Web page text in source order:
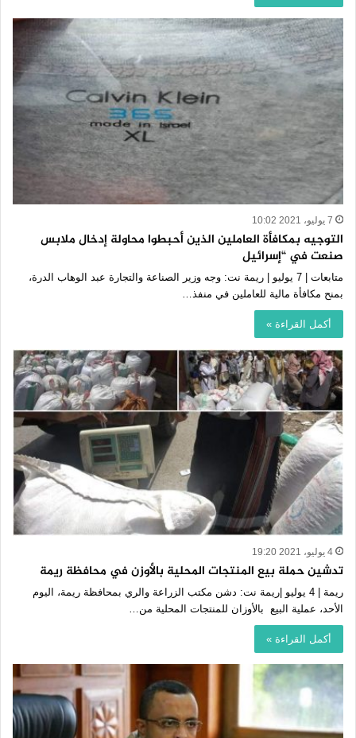
7 يوليو، 2021 10:02
التوجيه بمكافأة العاملين الذين أحبطوا محاولة إدخال ملابس
صنعت في “إسرائيل
متابعات | 7 يوليو | ريمة نت: وجه وزير الصناعة والتجارة عبد الوهاب الدرة،
بمنح مكافأة مالية للعاملين في منفذ…
أكمل القراءة »
4 يوليو، 2021 19:20
تدشين حملة بيع المنتجات المحلية بالأوزن في محافظة ريمة
ريمة | 4 يوليو |ريمة نت: دشن مكتب الزراعة والري بمحافظة ريمة، اليوم
الأحد، عملية البيع بالأوزان للمنتجات المحلية من…
أكمل القراءة »